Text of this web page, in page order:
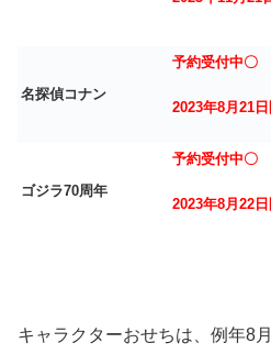
名探偵コナン
予約受付中〇
2023年8月21
ゴジラ70周年
予約受付中〇
2023年8月22
キャラクターおせちは、例年8